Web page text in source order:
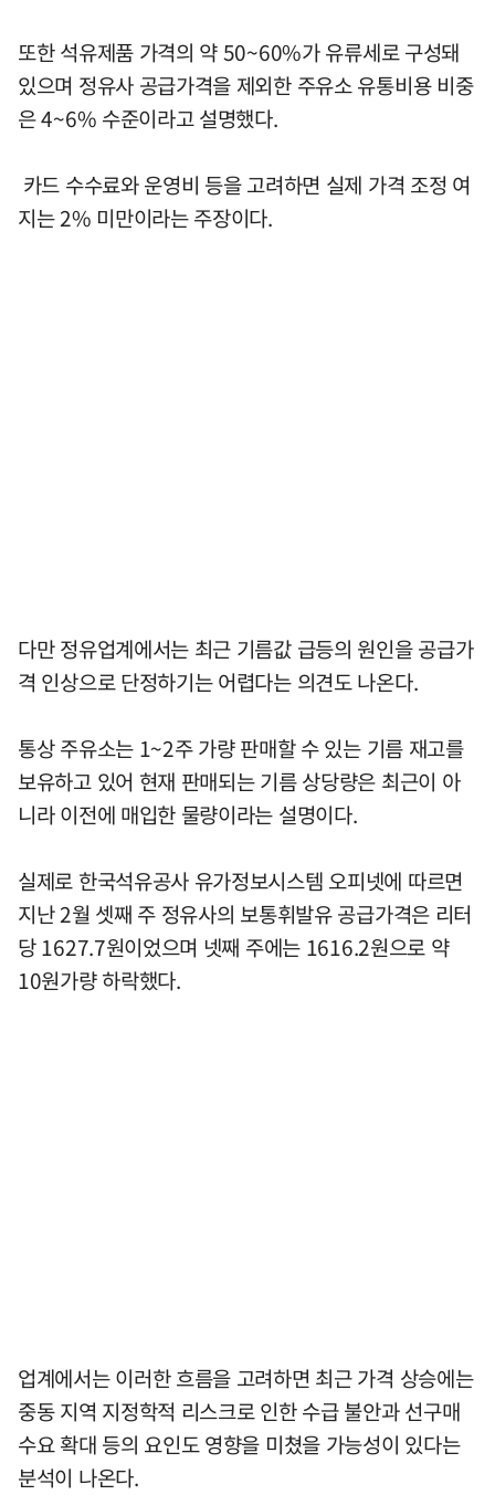
또한 석유제품 가격의 약 50~60%가 유류세로 구성돼
있으며 정유사 공급가격을 제외한 주유소 유통비용 비중
은 4~6% 수준이라고 설명했다.
카드 수수료와 운영비 등을 고려하면 실제 가격 조정 여
지는 2% 미만이라는 주장이다.
다만 정유업계에서는 최근 기름값 급등의 원인을 공급가
격 인상으로 단정하기는 어렵다는 의견도 나온다.
통상 주유소는 1~2주 가량 판매할 수 있는 기름 재고를
보유하고 있어 현재 판매되는 기름 상당량은 최근이 아
니라 이전에 매입한 물량이라는 설명이다.
실제로 한국석유공사 유가정보시스템 오피넷에 따르면
지난 2월 셋째 주 정유사의 보통휘발유 공급가격은 리터
당 1627.7원이었으며 넷째 주에는 1616.2원으로 약
10원가량 하락했다.
업계에서는 이러한 흐름을 고려하면 최근 가격 상승에는
중동 지역 지정학적 리스크로 인한 수급 불안과 선구매
수요 확대 등의 요인도 영향을 미쳤을 가능성이 있다는
분석이 나온다.